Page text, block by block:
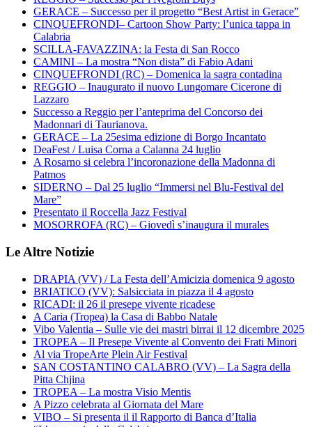
GERACE – Successo per il progetto “Best Artist in Gerace”
CINQUEFRONDI– Cartoon Show Party: l’unica tappa in
Calabria
SCILLA-FAVAZZINA: la Festa di San Rocco
CAMINI – La mostra “Non dista” di Fabio Adani
CINQUEFRONDI (RC) – Domenica la sagra contadina
REGGIO – Inaugurato il nuovo Lungomare Cicerone di
Lazzaro
Successo a Reggio per l’anteprima del Concorso dei
Madonnari di Taurianova.
GERACE – La 25esima edizione di Borgo Incantato
DeaFest / Luisa Corna a Calanna 24 luglio
A Rosarno si celebra l’incoronazione della Madonna di
Patmos
SIDERNO – Dal 25 luglio “Immersi nel Blu-Festival del
Mare”
Presentato il Roccella Jazz Festival
MOSORROFA (RC) – Giovedì s’inaugura il murales
Le Altre Notizie
DRAPIA (VV) / La Festa dell’Amicizia domenica 9 agosto
BRIATICO (VV): Salsicciata in piazza il 4 agosto
RICADI: il 26 il presepe vivente ricadese
A Caria (Tropea) la Casa di Babbo Natale
Vibo Valentia – Sulle vie dei mastri birrai il 12 dicembre 2025
TROPEA – Il Presepe Vivente al Convento dei Frati Minori
Al via TropeArte Plein Air Festival
SAN COSTANTINO CALABRO (VV) – La Sagra della
Pitta Chjina
TROPEA – La mostra Visio Mentis
A Pizzo celebrata al Giornata del Mare
VIBO – Si presenta il il Rapporto di Banca d’Italia